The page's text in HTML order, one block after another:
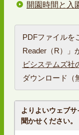
開園時間と入
PDFファイルを
Reader（R）」
ビシステムズ社
ダウンロード（
よりよいウェブ
聞かせください。